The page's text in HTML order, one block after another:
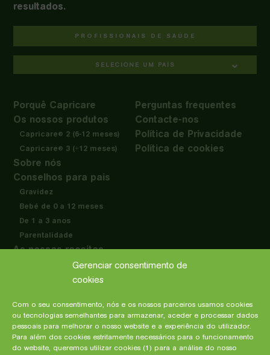
Gerenciar consentimento de
cookies
Com o seu consentimento, nós e os nossos parceiros usamos cookies
ou tecnologias semelhantes para armazenar, aceder e processar dados
pessoais para melhorar o nosso website e a experiência do utilizador.
Para além dos cookies estritamente necessários para o funcionamento
do website, queremos utilizar cookies (1) para a análise do nosso
resultados.
PROFISSIONAIS DE SAÚDE
SELECIONE UM PAÍS
Porquê Capricare
Os nossos produtos
Capricare® 2 (6-12 meses)
Capricare® 3 (+12 meses)
Sobre nós
Conselhos para pais
Gravidez
Bebé de 0 a 12 meses
De 1 a 3 anos
Parentalidade
As nossas receitas
Profissionais de saúde
Perguntas frequentes
Contacte-nos
Política de Privacidade
Política de cookies
Fabricado na
Nova Zelândia por:
Dairy Goat